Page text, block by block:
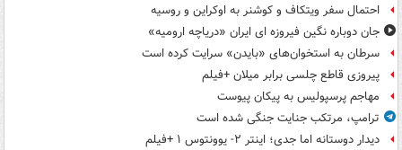
احتمال سفر ویتکاف و کوشنر به اوکراین و روسیه
جان دوباره نگین فیروزه ای ایران «دریاچه ارومیه»
سرطان به استخوان‌های «بایدن» سرایت کرده است
پیروزی قاطع چلسی برابر میلان +فیلم
مهاجم پرسپولیس به پیکان پیوست
ترامپ، مرتکب جنایت جنگی شده است
دیدار دوستانه اما جدی؛ اینتر ۲- یوونتوس ۱ +فیلم